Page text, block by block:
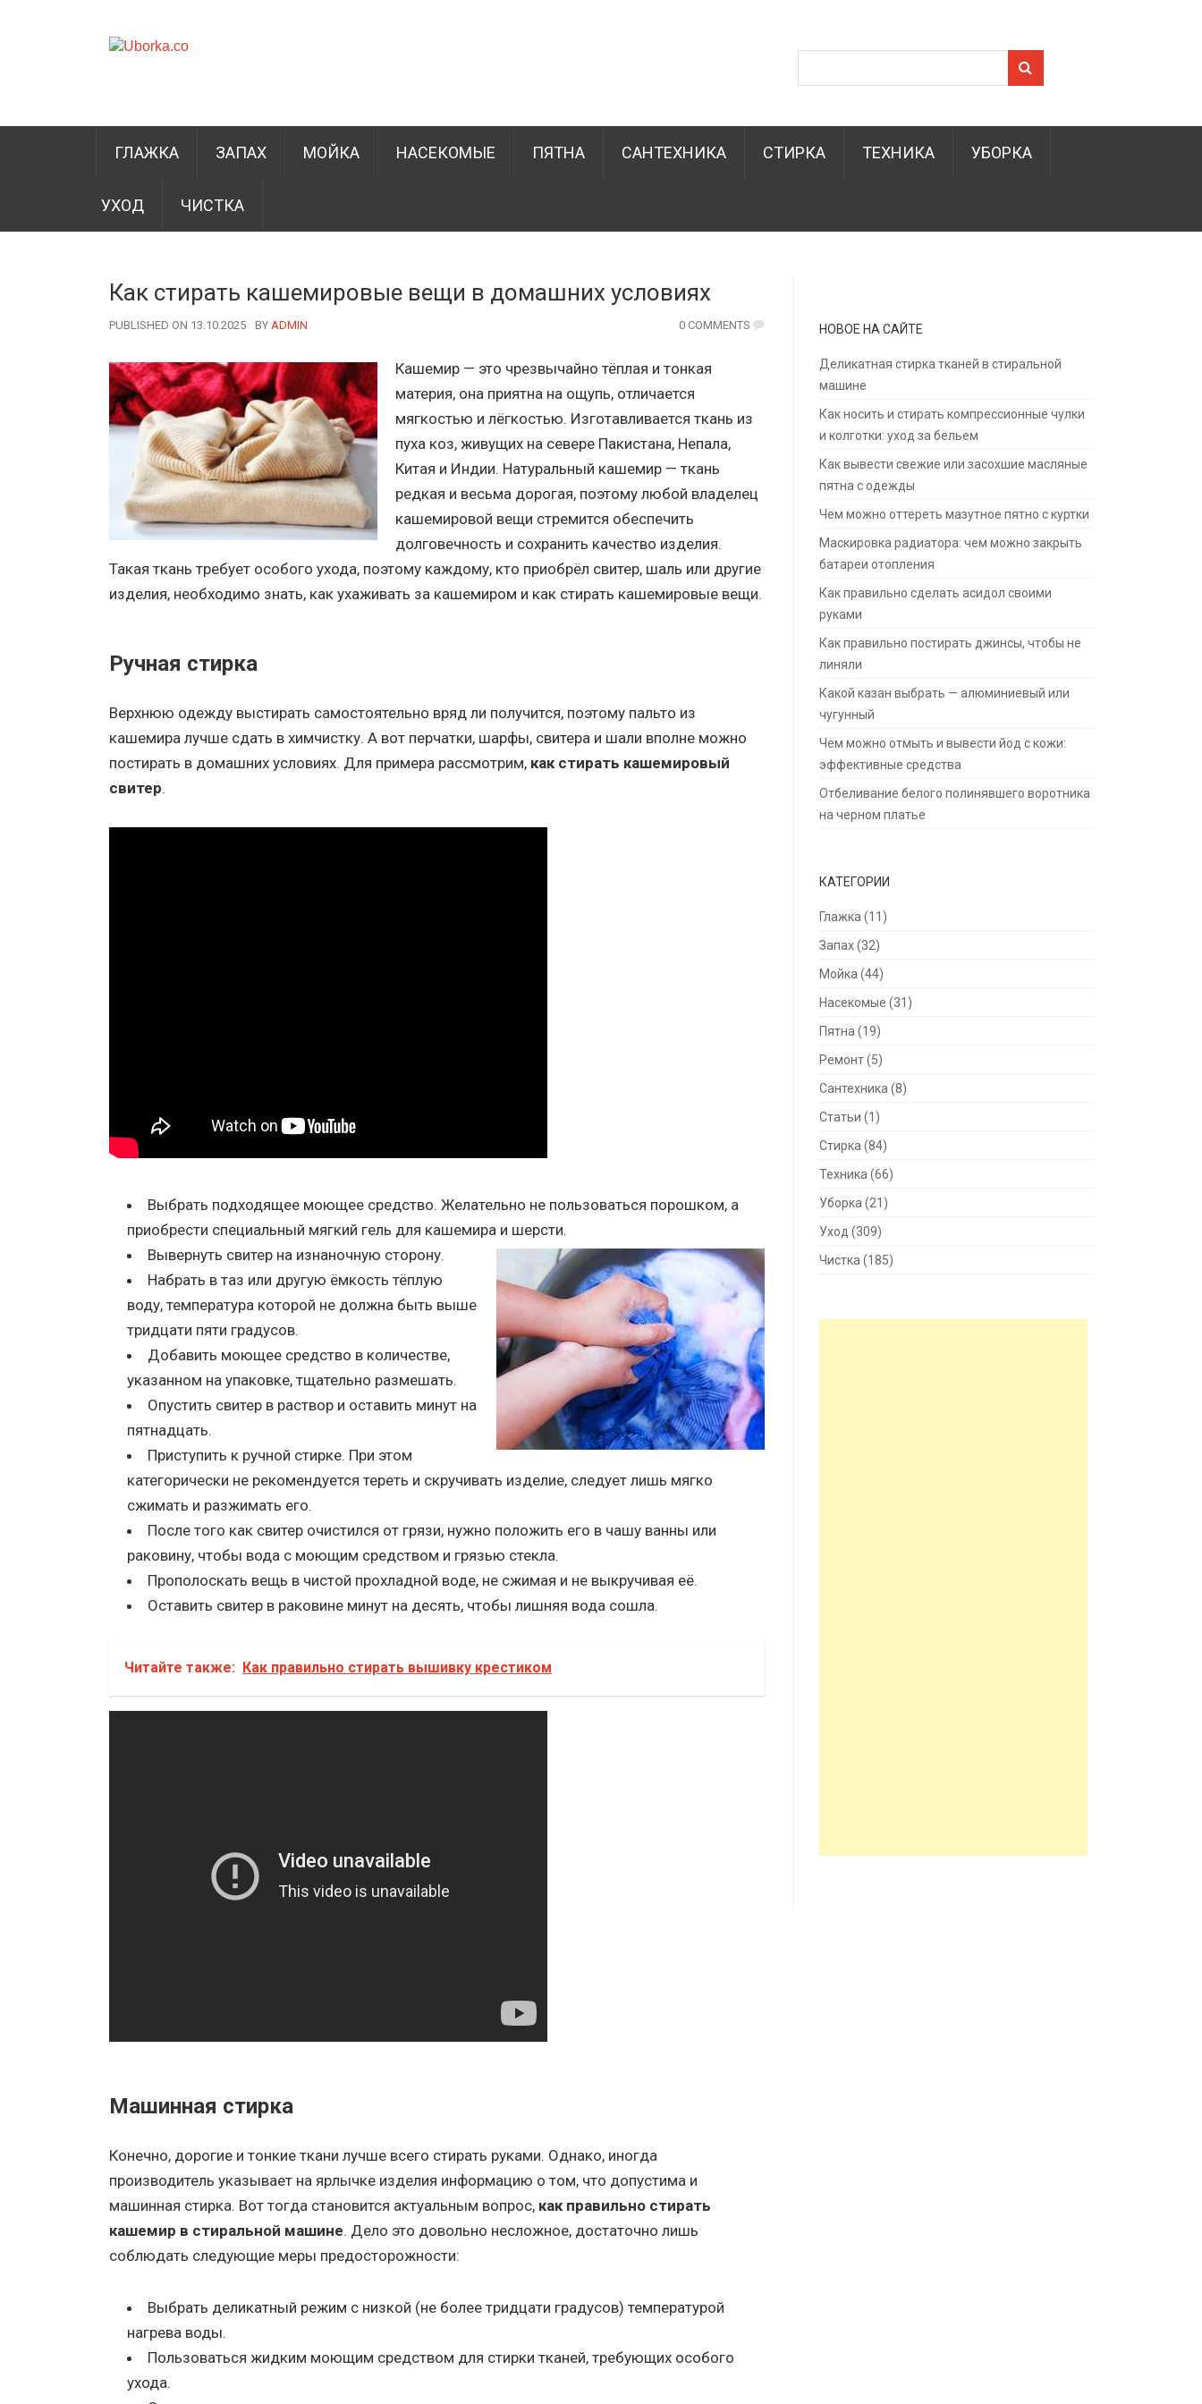
ГЛАЖКА ЗАПАХ МОЙКА НАСЕКОМЫЕ ПЯТНА САНТЕХНИКА СТИРКА ТЕХНИКА УБОРКА
УХОД ЧИСТКА
Как стирать кашемировые вещи в домашних условиях
PUBLISHED ON 13.10.2025 BY AUTHOR
ADMIN 0 COMMENTS
Кашемир — это чрезвычайно тёплая и тонкая
материя, она приятна на ощупь, отличается
мягкостью и лёгкостью. Изготавливается ткань из
пуха коз, живущих на севере Пакистана, Непала,
Китая и Индии. Натуральный кашемир — ткань
редкая и весьма дорогая, поэтому любой владелец
кашемировой вещи стремится обеспечить
долговечность и сохранить качество изделия.
Такая ткань требует особого ухода, поэтому каждому, кто приобрёл свитер, шаль или другие
изделия, необходимо знать, как ухаживать за кашемиром и как стирать кашемировые вещи.
Ручная стирка
Верхнюю одежду выстирать самостоятельно вряд ли получится, поэтому пальто из
кашемира лучше сдать в химчистку. А вот перчатки, шарфы, свитера и шали вполне можно
постирать в домашних условиях. Для примера рассмотрим, как стирать кашемировый
свитер.
Выбрать подходящее моющее средство. Желательно не пользоваться порошком, а
приобрести специальный мягкий гель для кашемира и шерсти.
Вывернуть свитер на изнаночную сторону.
Набрать в таз или другую ёмкость тёплую
воду, температура которой не должна быть выше
тридцати пяти градусов.
Добавить моющее средство в количестве,
указанном на упаковке, тщательно размешать.
Опустить свитер в раствор и оставить минут на
пятнадцать.
Приступить к ручной стирке. При этом
категорически не рекомендуется тереть и скручивать изделие, следует лишь мягко
сжимать и разжимать его.
После того как свитер очистился от грязи, нужно положить его в чашу ванны или
раковину, чтобы вода с моющим средством и грязью стекла.
Прополоскать вещь в чистой прохладной воде, не сжимая и не выкручивая её.
Оставить свитер в раковине минут на десять, чтобы лишняя вода сошла.
Читайте также: Как правильно стирать вышивку крестиком
Машинная стирка
Конечно, дорогие и тонкие ткани лучше всего стирать руками. Однако, иногда
производитель указывает на ярлычке изделия информацию о том, что допустима и
машинная стирка. Вот тогда становится актуальным вопрос, как правильно стирать
кашемир в стиральной машине. Дело это довольно несложное, достаточно лишь
соблюдать следующие меры предосторожности:
Выбрать деликатный режим с низкой (не более тридцати градусов) температурой
нагрева воды.
Пользоваться жидким моющим средством для стирки тканей, требующих особого
ухода.
НОВОЕ НА САЙТЕ
Деликатная стирка тканей в стиральной
машине
Как носить и стирать компрессионные чулки
и колготки: уход за бельем
Как вывести свежие или засохшие масляные
пятна с одежды
Чем можно оттереть мазутное пятно с куртки
Маскировка радиатора: чем можно закрыть
батареи отопления
Как правильно сделать асидол своими
руками
Как правильно постирать джинсы, чтобы не
линяли
Какой казан выбрать — алюминиевый или
чугунный
Чем можно отмыть и вывести йод с кожи:
эффективные средства
Отбеливание белого полинявшего воротника
на черном платье
КАТЕГОРИИ
Глажка (11)
Запах(32)
Мойка (44)
Насекомые (31)
Пятна (19)
Ремонт(5)
Сантехника (8)
Статьи (1)
Стирка (84)
Техника (66)
Уборка (21)
Уход (309)
Чистка (185)